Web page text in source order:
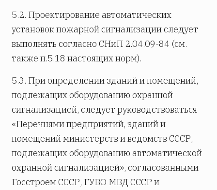
5.2. Проектирование автоматических
установок пожарной сигнализации следует
выполнять согласно СНиП 2.04.09-84 (см.
также п.5.18 настоящих норм).
5.3. При определении зданий и помещений,
подлежащих оборудованию охранной
сигнализацией, следует руководствоваться
«Перечнями предприятий, зданий и
помещений министерств и ведомств СССР,
подлежащих оборудованию автоматической
охранной сигнализацией», согласованными
Госстроем СССР, ГУВО МВД СССР и